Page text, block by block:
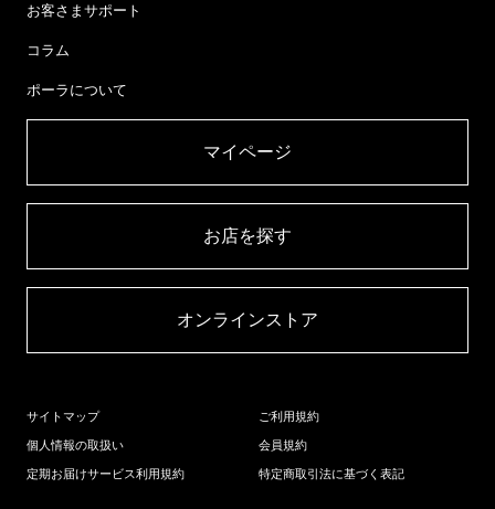
お客さまサポート
コラム
ポーラについて
マイページ​
お店を探す​
オンラインストア​
サイトマップ
個人情報の取扱い
定期お届けサービス利用規約
ご利用規約
会員規約
特定商取引法に基づく表記